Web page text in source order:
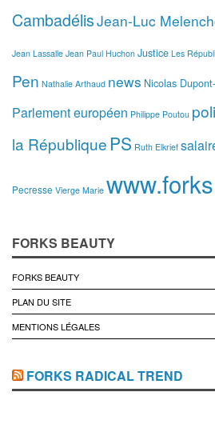
CambadélisJean-Luc
Jean Lassalle Jean Paul Huchon Justice Les
Pen Nathalie Arthaud news Nicolas
Parlement européen Philippe Poutou
la République PS Ruth Elkrief
Pecresse Vierge Marie
FORKS BEAUTY
FORKS BEAUTY
PLAN DU SITE
MENTIONS LÉGALES
FORKS RADICAL TREND